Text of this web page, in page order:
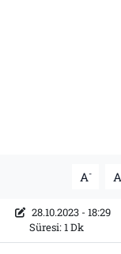
A- A
28.10.2023 - 18:29
Süresi: 1 Dk